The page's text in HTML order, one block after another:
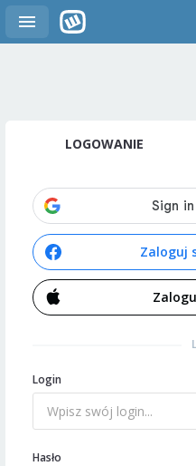
LOGOWANIE
Zaloguj
Login
Hasło